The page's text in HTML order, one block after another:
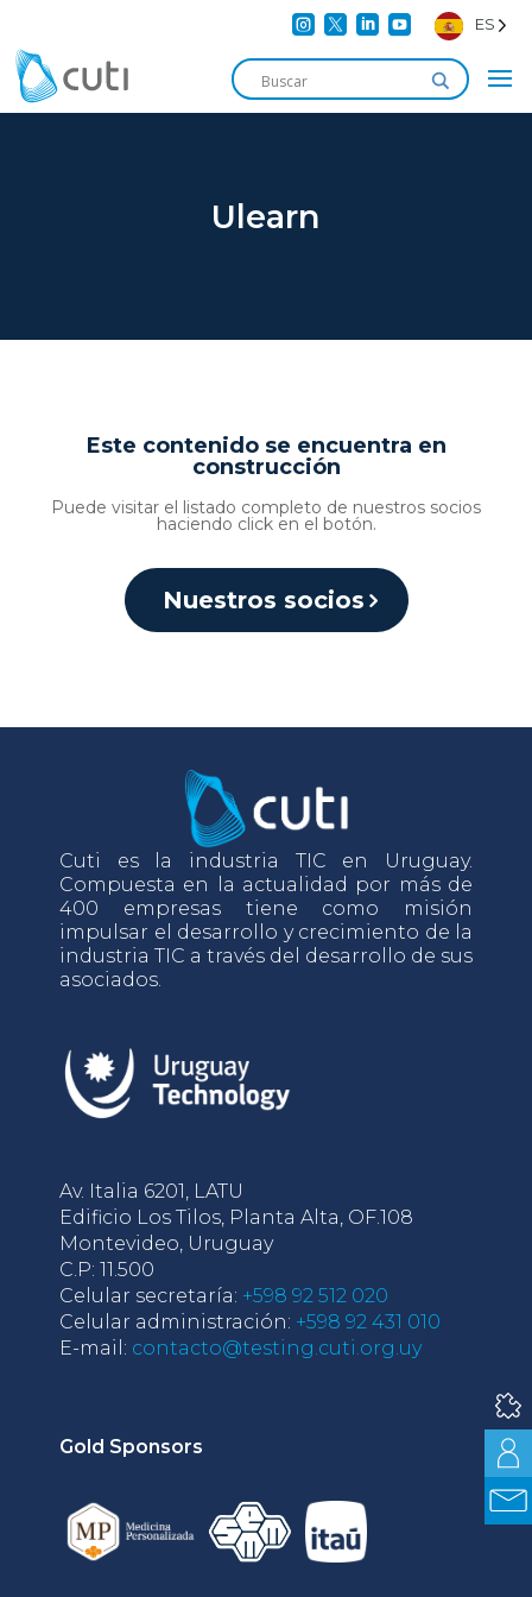
    ES
Ulearn
Este contenido se encuentra en
construcción
Puede visitar el listado completo de nuestros socios
haciendo click en el botón.
Nuestros socios
Cuti es la industria TIC en Uruguay.
Compuesta en la actualidad por más de
400 empresas tiene como misión
impulsar el desarrollo y crecimiento de la
industria TIC a través del desarrollo de sus
asociados.
Av. Italia 6201, LATU
Edificio Los Tilos, Planta Alta, OF.108
Montevideo, Uruguay
C.P: 11.500
Celular secretaría: +598 92 512 020
Celular administración: +598 92 431 010
E-mail: contacto@testing.cuti.org.uy
Gold Sponsors